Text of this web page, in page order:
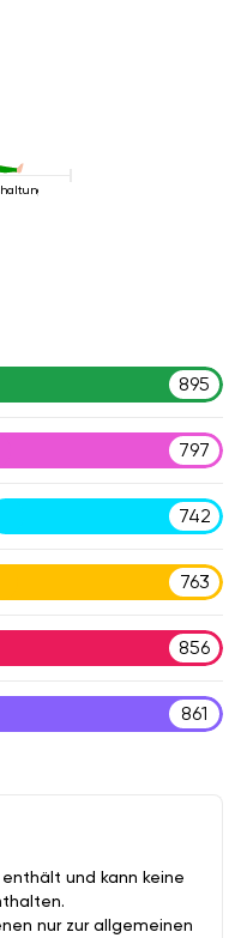
895
797
742
763
856
861
und kann keine
nur zur allgemeinen